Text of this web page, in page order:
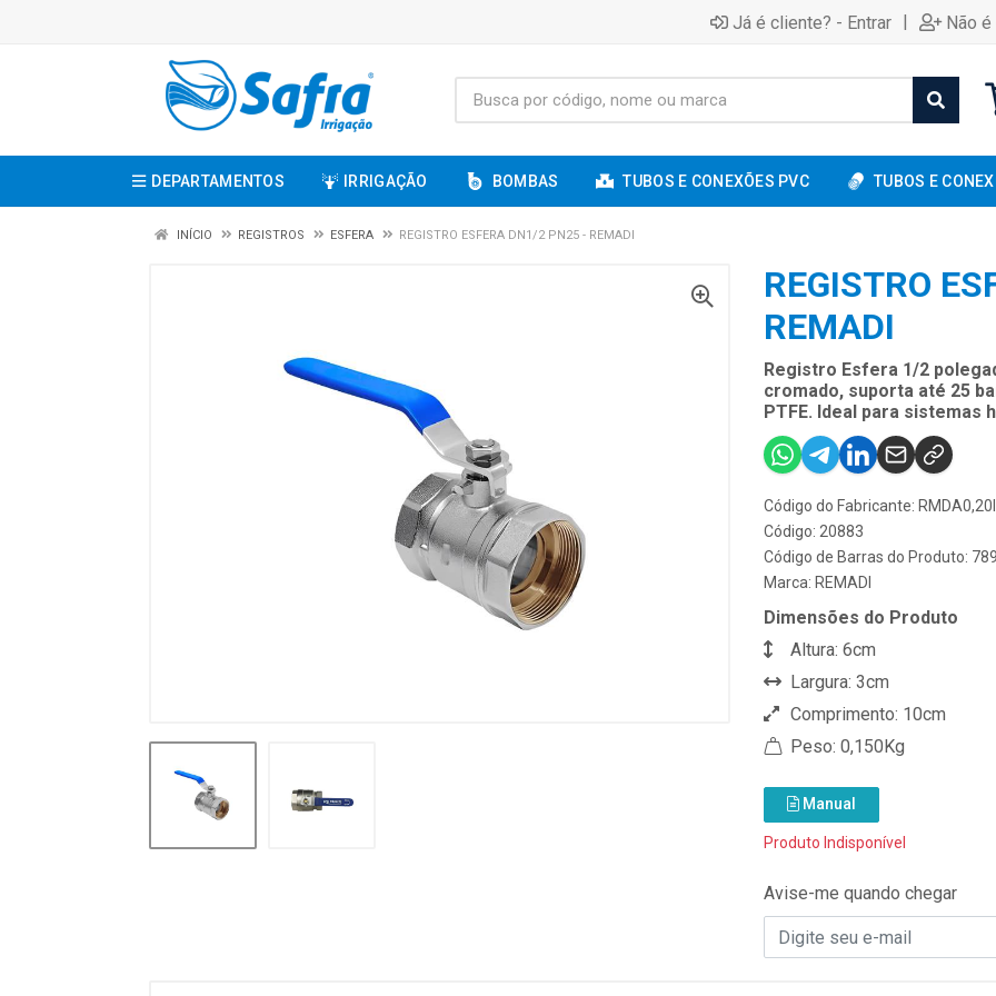
Já é cliente? - Entrar | Não
DEPARTAMENTOS IRRIGAÇÃO BOMBAS TUBOS E CONEXÕES PVC TUBOS E
INÍCIO REGISTROS ESFERA REGISTRO ESFERA DN1/2 PN25 - REMADI
REGISTRO
REMADI
Registro Esfera 1/2
cromado, suporta até 25
PTFE. Ideal para sistemas
Código do Fabricante: RMDA0,20I
Código: 20883
Código de Barras do Produto:
Marca: REMADI
Dimensões do Produto
Altura: 6cm
Largura: 3cm
Comprimento: 10cm
Peso: 0,150Kg
Manual
Produto Indisponível
Avise-me quando chegar